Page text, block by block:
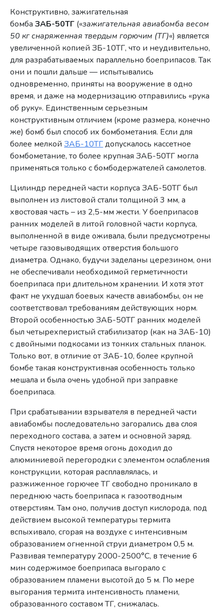
Конструктивно, зажигательная
бомбаЗАБ-50ТГ («зажигательная авиабомба весом
50 кг снаряженная твердым горючим (ТГ)«) является
увеличенной копией ЗБ-10ТГ, что и неудивительно,
для разрабатываемых параллельно боеприпасов. Так
они и пошли дальше — испытывались
одновременно, приняты на вооружение в одно
время, и даже на модернизацию отправились «рука
об руку». Единственным серьезным
конструктивным отличием (кроме размера, конечно
же) бомб был способ их бомбометания. Если для
более мелкойЗАБ-10ТГдопускалось кассетное
бомбометание, то более крупная ЗАБ-50ТГ могла
применяться только с бомбодержателей самолетов.
Цилиндр передней части корпуса ЗАБ-50ТГ был
выполнен из листовой стали толщиной 3 мм, а
хвостовая часть – из 2,5-мм жести. У боеприпасов
ранних моделей в литой головной части корпуса,
выполненной в виде оживала, были предусмотрены
четыре газовыводящих отверстия большого
диаметра. Однако, будучи заделаны церезином, они
не обеспечивали необходимой герметичности
боеприпаса при длительном хранении. И хотя этот
факт не ухудшал боевых качеств авиабомбы, он не
соответствовал требованиям действующих норм.
Второй особенностью ЗАБ-50ТГ ранних моделей
был четырехперистый стабилизатор (как на ЗАБ-10)
с двойными подкосами из тонких стальных планок.
Только вот, в отличие от ЗАБ-10, более крупной
бомбе такая конструктивная особенность только
мешала и была очень удобной при заправке
боеприпаса.
При срабатывании взрывателя в передней части
авиабомбы последовательно загорались два слоя
переходного состава, а затем и основной заряд.
Спустя некоторое время огонь доходил до
алюминиевой перегородки с элементом ослабления
конструкции, которая расплавлялась, и
разжиженное горючее ТГ свободно проникало в
переднюю часть боеприпаса к газоотводным
отверстиям. Там оно, получив доступ кислорода, под
действием высокой температуры термита
вспыхивало, сгорая на воздухе с интенсивным
образованием огненной струи диаметром 0,5 м.
Развивая температуру 2000-2500°С, в течение 6
мин содержимое боеприпаса выгорало с
образованием пламени высотой до 5 м. По мере
выгорания термита интенсивность пламени,
образованного составом ТГ, снижалась.